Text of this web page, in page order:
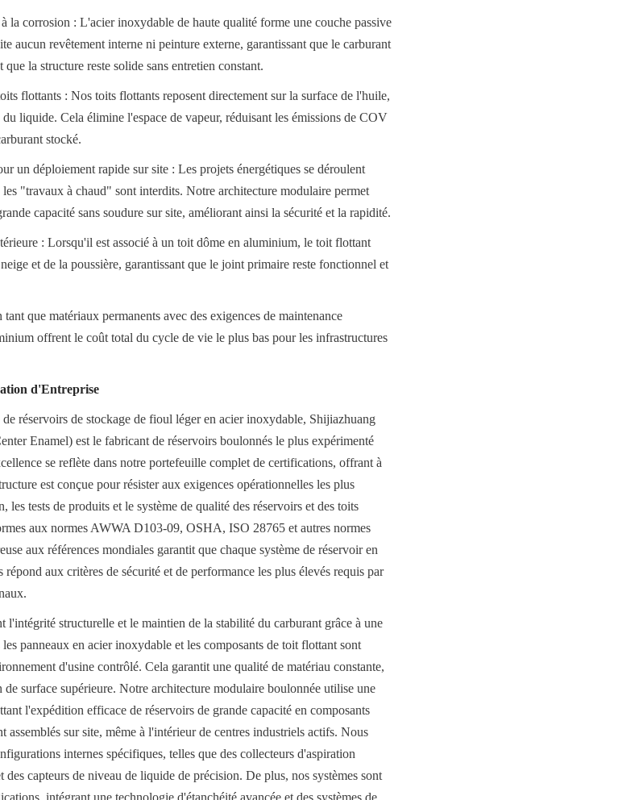
la corrosion : L'acier inoxydable de haute qualité forme une couche passive
aucun revêtement interne ni peinture externe, garantissant que le carburant
la structure reste solide sans entretien constant.
flottants : Nos toits flottants reposent directement sur la surface de l'huile,
liquide. Cela élimine l'espace de vapeur, réduisant les émissions de COV
stocké.
un déploiement rapide sur site : Les projets énergétiques se déroulent
les "travaux à chaud" sont interdits. Notre architecture modulaire permet
capacité sans soudure sur site, améliorant ainsi la sécurité et la rapidité.
: Lorsqu'il est associé à un toit dôme en aluminium, le toit flottant
et de la poussière, garantissant que le joint primaire reste fonctionnel et
que matériaux permanents avec des exigences de maintenance
offrent le coût total du cycle de vie le plus bas pour les infrastructures
d'Entreprise
réservoirs de stockage de fioul léger en acier inoxydable, Shijiazhuang
Enamel) est le fabricant de réservoirs boulonnés le plus expérimenté
se reflète dans notre portefeuille complet de certifications, offrant à
est conçue pour résister aux exigences opérationnelles les plus
tests de produits et le système de qualité des réservoirs et des toits
aux normes AWWA D103-09, OSHA, ISO 28765 et autres normes
aux références mondiales garantit que chaque système de réservoir en
aux critères de sécurité et de performance les plus élevés requis par
structurelle et le maintien de la stabilité du carburant grâce à une
panneaux en acier inoxydable et les composants de toit flottant sont
d'usine contrôlé. Cela garantit une qualité de matériau constante,
surface supérieure. Notre architecture modulaire boulonnée utilise une
l'expédition efficace de réservoirs de grande capacité en composants
assemblés sur site, même à l'intérieur de centres industriels actifs. Nous
internes spécifiques, telles que des collecteurs d'aspiration
des capteurs de niveau de liquide de précision. De plus, nos systèmes sont
intégrant une technologie d'étanchéité avancée et des systèmes de